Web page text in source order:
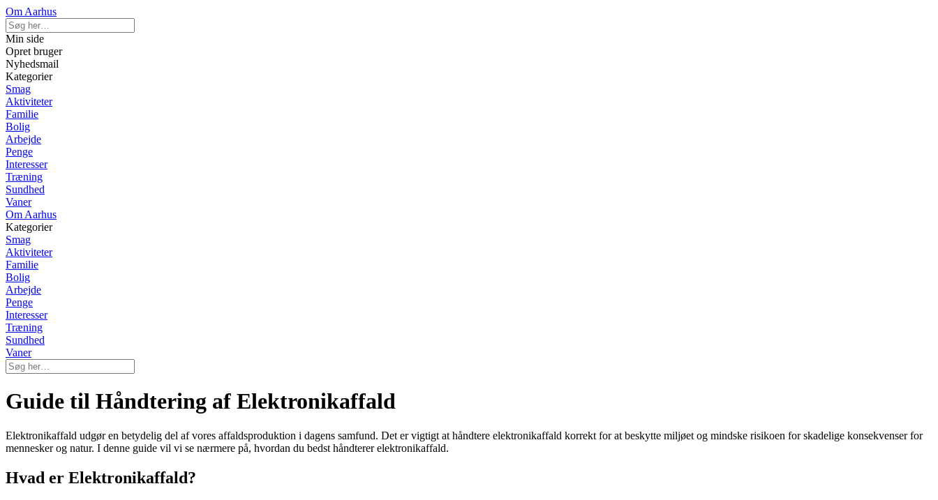
Om Aarhus
Min side
Opret bruger
Nyhedsmail
Kategorier
Smag
Aktiviteter
Familie
Bolig
Arbejde
Penge
Interesser
Træning
Sundhed
Vaner
Om Aarhus
Kategorier
Smag
Aktiviteter
Familie
Bolig
Arbejde
Penge
Interesser
Træning
Sundhed
Vaner
Guide til Håndtering af Elektronikaffald
Elektronikaffald udgør en betydelig del af vores affaldsproduktion i dagens samfund. Det er vigtigt at håndtere elektronikaffald korrekt for at beskytte miljøet og mindske risikoen for skadelige konsekvenser for
mennesker og natur. I denne guide vil vi se nærmere på, hvordan du bedst håndterer elektronikaffald.
Hvad er Elektronikaffald?